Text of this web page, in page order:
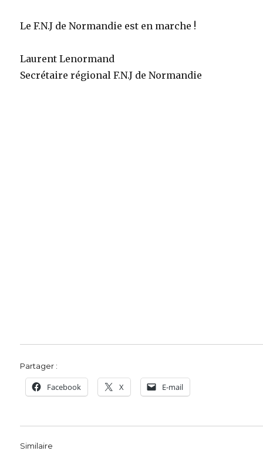
Le F.N.J de Normandie est en marche !
Laurent Lenormand
Secrétaire régional F.N.J de Normandie
Partager :
Facebook X E-mail
Similaire